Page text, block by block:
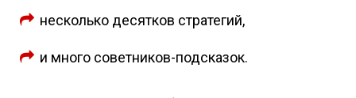
несколько десятков стратегий,
и много советников-подсказок.